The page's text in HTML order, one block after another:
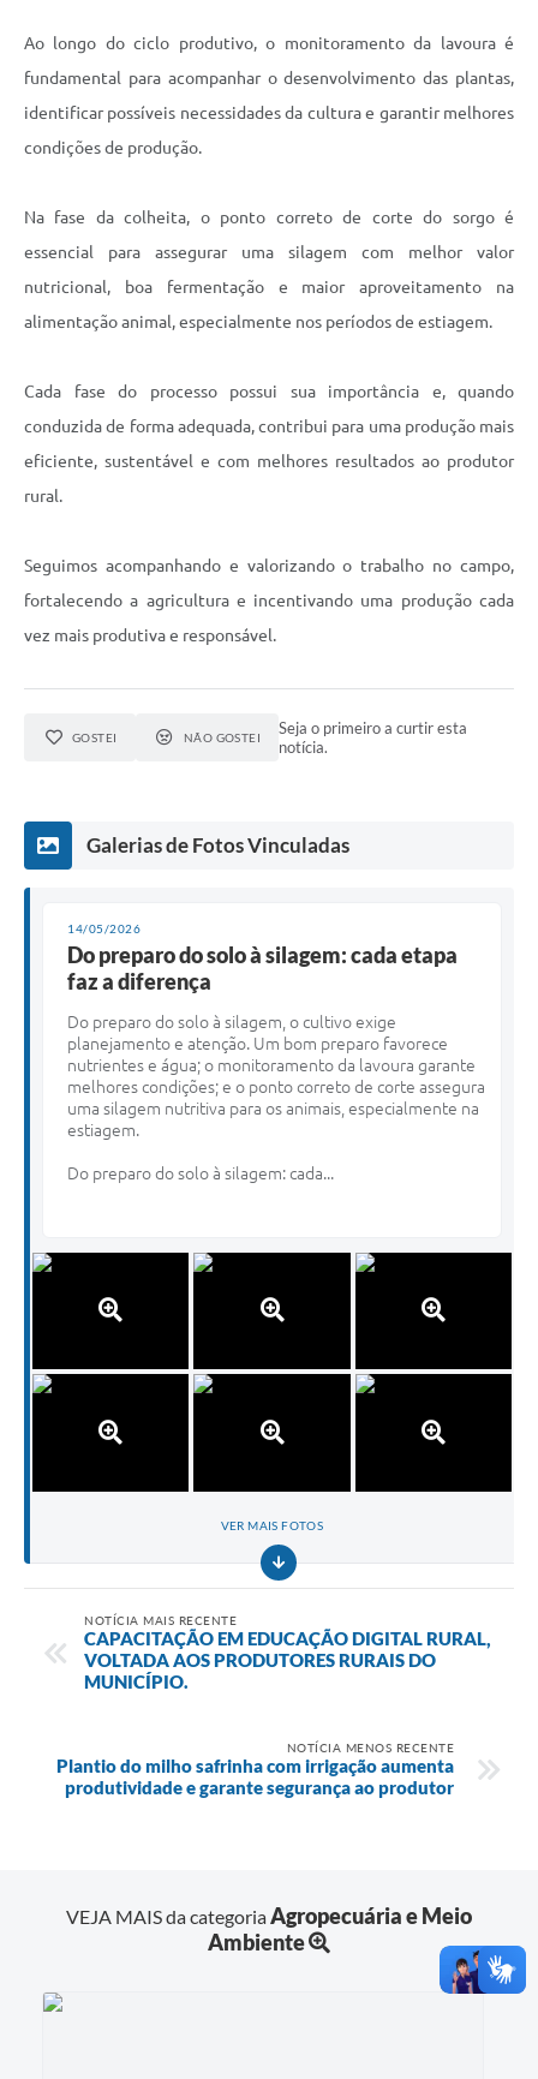
Ao longo do ciclo produtivo, o monitoramento da lavoura é
fundamental para acompanhar o desenvolvimento das plantas,
identificar possíveis necessidades da cultura e garantir melhores
condições de produção.
Na fase da colheita, o ponto correto de corte do sorgo é
essencial para assegurar uma silagem com melhor valor
nutricional, boa fermentação e maior aproveitamento na
alimentação animal, especialmente nos períodos de estiagem.
Cada fase do processo possui sua importância e, quando
conduzida de forma adequada, contribui para uma produção mais
eficiente, sustentável e com melhores resultados ao produtor
rural.
Seguimos acompanhando e valorizando o trabalho no campo,
fortalecendo a agricultura e incentivando uma produção cada
vez mais produtiva e responsável.
GOSTEI NÃO GOSTEI
Seja o primeiro a curtir esta
notícia.
Galerias de Fotos Vinculadas
14/05/2026
Do preparo do solo à silagem: cada etapa
faz a diferença
Do preparo do solo à silagem, o cultivo exige
planejamento e atenção. Um bom preparo favorece
nutrientes e água; o monitoramento da lavoura garante
melhores condições; e o ponto correto de corte assegura
uma silagem nutritiva para os animais, especialmente na
estiagem.
Do preparo do solo à silagem: cada...
VER MAIS FOTOS
NOTÍCIA MAIS RECENTE
CAPACITAÇÃO EM EDUCAÇÃO DIGITAL RURAL,
VOLTADA AOS PRODUTORES RURAIS DO
MUNICÍPIO.
NOTÍCIA MENOS RECENTE
Plantio do milho safrinha com irrigação aumenta
produtividade e garante segurança ao produtor
VEJA MAIS da categoriaAgropecuária e Meio
Ambiente